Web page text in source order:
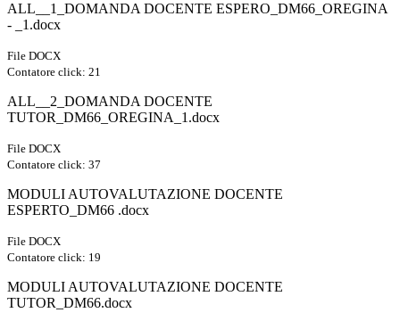
ALL__1_DOMANDA DOCENTE ESPERO_DM66_OREGINA
- _1.docx
File DOCX
Contatore click: 21
ALL__2_DOMANDA DOCENTE
TUTOR_DM66_OREGINA_1.docx
File DOCX
Contatore click: 37
MODULI AUTOVALUTAZIONE DOCENTE
ESPERTO_DM66 .docx
File DOCX
Contatore click: 19
MODULI AUTOVALUTAZIONE DOCENTE
TUTOR_DM66.docx